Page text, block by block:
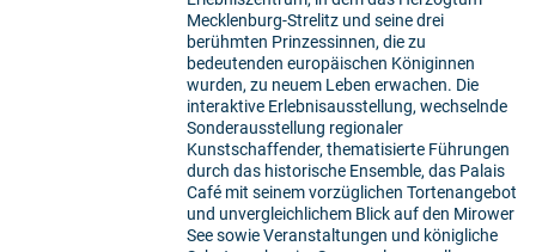
Mecklenburg-Strelitz und seine drei
berühmten Prinzessinnen, die zu
bedeutenden europäischen Königinnen
wurden, zu neuem Leben erwachen. Die
interaktive Erlebnisausstellung, wechselnde
Sonderausstellung regionaler
Kunstschaffender, thematisierte Führungen
durch das historische Ensemble, das Palais
Café mit seinem vorzüglichen Tortenangebot
und unvergleichlichem Blick auf den Mirower
See sowie Veranstaltungen und königliche